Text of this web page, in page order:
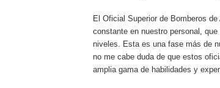
El Oficial Superior de Bomberos
constante en nuestro personal,
niveles. Esta es una fase más de
no me cabe duda de que estos
amplia gama de habilidades y